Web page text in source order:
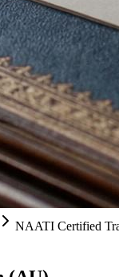
NAATI Certified